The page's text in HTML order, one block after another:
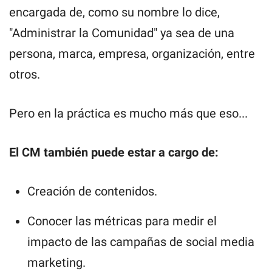
encargada de, como su nombre lo dice,
"Administrar la Comunidad" ya sea de una
persona, marca, empresa, organización, entre
otros.
Pero en la práctica es mucho más que eso...
El CM también puede estar a cargo de:
Creación de contenidos.
Conocer las métricas para medir el
impacto de las campañas de social media
marketing.